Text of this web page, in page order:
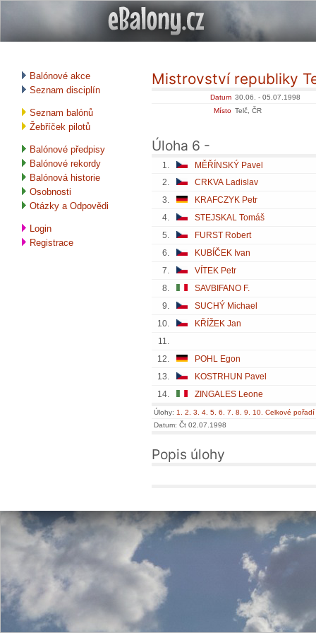
Balónové akce
Seznam disciplín
Seznam balónů
Žebříček pilotů
Balónové předpisy
Balónové rekordy
Balónová historie
Osobnosti
Otázky a Odpovědi
Login
Registrace
Mistrovství republiky
Datum 30.06. - 05.07.1998
Místo Telč, ČR
Úloha 6 -
1.
MĚŘÍNSKÝ Pavel
2.
CRKVA Ladislav
3.
KRAFCZYK Petr
4.
STEJSKAL Tomáš
5.
FURST Robert
6.
KUBÍČEK Ivan
7.
VÍTEK Petr
8.
SAVBIFANO F.
9.
SUCHÝ Michael
10.
KŘÍŽEK Jan
11.
12.
POHL Egon
13.
KOSTRHUN Pavel
14.
ZINGALES Leone
Úlohy: 1. 2. 3. 4. 5. 6. 7. 8. 9. 10. Celkové pořadí
Datum: Čt 02.07.1998
Popis úlohy